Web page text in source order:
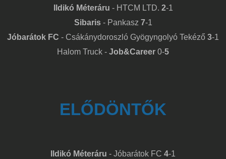
Ildikó Méteráru - HTCM LTD. 2-1
Sibaris- Pankasz 7-1
Jóbarátok FC - Csákánydoroszló Gyögyngolyó Tekéző 3-1
Halom Truck - Job&Career 0-5
ELŐDÖNTŐK
Ildikó Méteráru - Jóbarátok FC 4-1